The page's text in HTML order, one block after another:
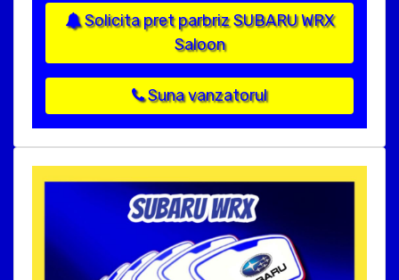
Solicita pret parbriz SUBARU WRX
Saloon
Suna vanzatorul